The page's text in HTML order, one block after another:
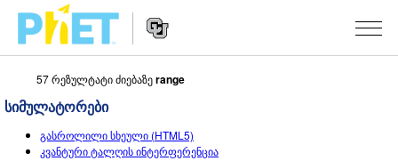
Search
the
PhET
Website
Navigation
ᲡᲘᲛᲣᲚᲐᲪᲘᲔᲑᲘ
57 რეზულტატი ძიებაზეrange
სიმულატორები
გასროლილი სხეული (HTML5)
კვანტური ტალღის ინტერფერენცია